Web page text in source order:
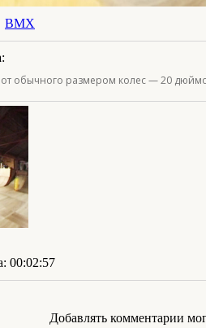
BMX
:
от обычного размером колес — 20
: 00:02:57
Добавлять комментарии